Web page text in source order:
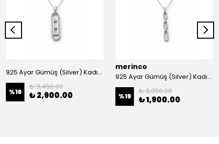
925 Ayar Gümüş (Silver) Kadın Kolye
%16
₺ 3,450.00
₺ 2,900.00
merinco
925 Ayar Gümüş (Silver) Kadın Kolye
%19
₺ 2,350.00
₺ 1,900.00